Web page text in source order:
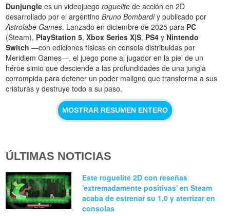
Dunjungle es un videojuegoroguelite de acción en 2D
desarrollado por el argentinoBruno Bombardiy publicado por
Astrolabe Games. Lanzado en diciembre de 2025 para PC
(Steam), PlayStation 5,Xbox Series X|S, PS4 y Nintendo
Switch —con ediciones físicas en consola distribuidas por
Meridiem Games—, el juego pone al jugador en la piel de un
héroe simio que desciende a las profundidades de una jungla
corrompida para detener un poder maligno que transforma a sus
criaturas y destruye todo a su paso.
MOSTRAR RESUMEN ENTERO
ÚLTIMAS NOTICIAS
Este roguelite 2D con reseñas
'extremadamente positivas' en Steam
acaba de estrenar su 1.0 y aterrizar en
consolas